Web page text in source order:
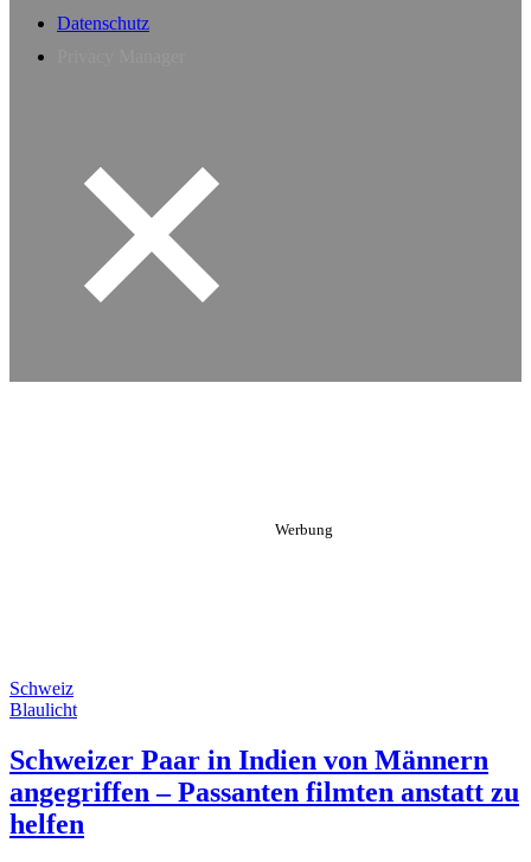
Datenschutz
Schweiz
Blaulicht
Schweizer Paar in Indien von Männern
angegriffen – Passanten filmten anstatt zu
helfen